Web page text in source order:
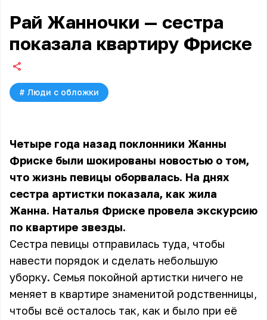
Рай Жанночки — сестра
показала квартиру Фриске
# Люди с обложки
Четыре года назад поклонники Жанны
Фриске были шокированы новостью о том,
что жизнь певицы оборвалась. На днях
сестра артистки показала, как жила
Жанна. Наталья Фриске провела экскурсию
по квартире звезды.
Сестра певицы отправилась туда, чтобы
навести порядок и сделать небольшую
уборку. Семья покойной артистки ничего не
меняет в квартире знаменитой родственницы,
чтобы всё осталось так, как и было при её